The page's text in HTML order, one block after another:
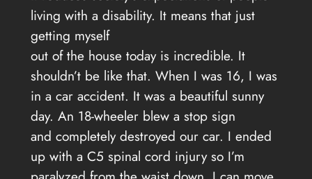
living with a disability. It means that just
getting myself
out of the house today is incredible. It
shouldn’t be like that. When I was 16, I was
in a car accident. It was a beautiful sunny
day. An 18-wheeler blew a stop sign
and completely destroyed our car. I ended
up with a C5 spinal cord injury so I’m